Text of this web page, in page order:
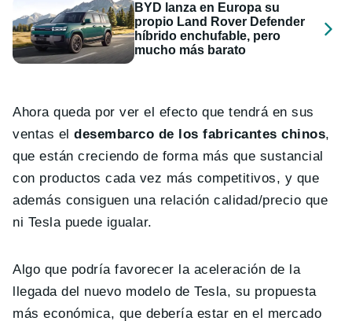
BYD lanza en Europa su
propio Land Rover Defender
híbrido enchufable, pero
mucho más barato
Ahora queda por ver el efecto que tendrá en sus
ventas eldesembarco de los fabricantes chinos,
que están creciendo de forma más que sustancial
con productos cada vez más competitivos, y que
además consiguen una relación calidad/precio que
ni Tesla puede igualar.
Algo que podría favorecer la aceleración de la
llegada del nuevo modelo de Tesla, su propuesta
más económica, que debería estar en el mercado